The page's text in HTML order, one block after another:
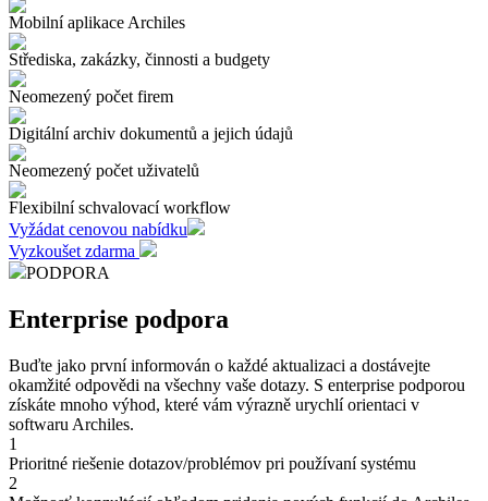
Mobilní aplikace Archiles
Střediska, zakázky, činnosti a budgety
Neomezený počet firem
Digitální archiv dokumentů a jejich údajů
Neomezený počet uživatelů
Flexibilní schvalovací workflow
Vyžádat cenovou nabídku
Vyzkoušet zdarma
PODPORA
Enterprise podpora
Buďte jako první informován o každé aktualizaci a dostávejte
okamžité odpovědi na všechny vaše dotazy. S enterprise podporou
získáte mnoho výhod, které vám výrazně urychlí orientaci v
softwaru Archiles.
1
Prioritné riešenie dotazov/problémov pri používaní systému
2